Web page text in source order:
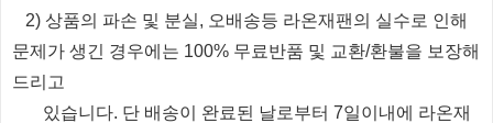
2) 상품의 파손 및 분실, 오배송등 라온재팬의 실수로 인해
문제가 생긴 경우에는 100% 무료반품 및 교환/환불을 보장해
드리고
있습니다. 단 배송이 완료된 날로부터 7일이내에 라온재